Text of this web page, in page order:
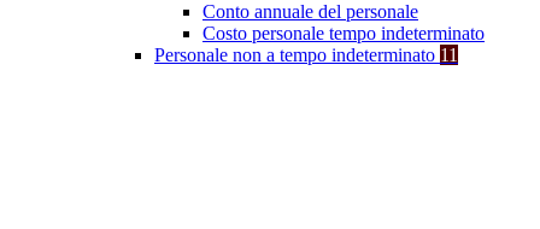
Conto annuale del personale
Costo personale tempo indeterminato
Personale non a tempo indeterminato 11